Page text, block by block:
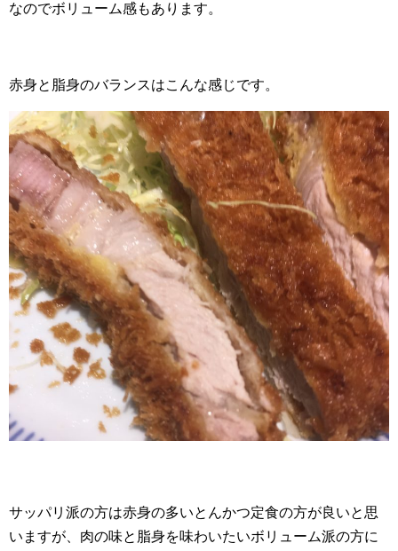
なのでボリューム感もあります。
赤身と脂身のバランスはこんな感じです。
サッパリ派の方は赤身の多いとんかつ定食の方が良いと思
いますが、肉の味と脂身を味わいたいボリューム派の方に